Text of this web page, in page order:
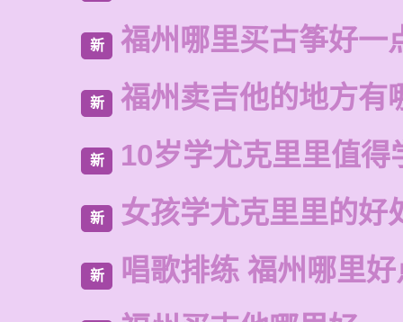
新 福州哪里买古筝好一
新 福州卖吉他的地方有
新 10岁学尤克里里值得
新 女孩学尤克里里的好
新 唱歌排练 福州哪里